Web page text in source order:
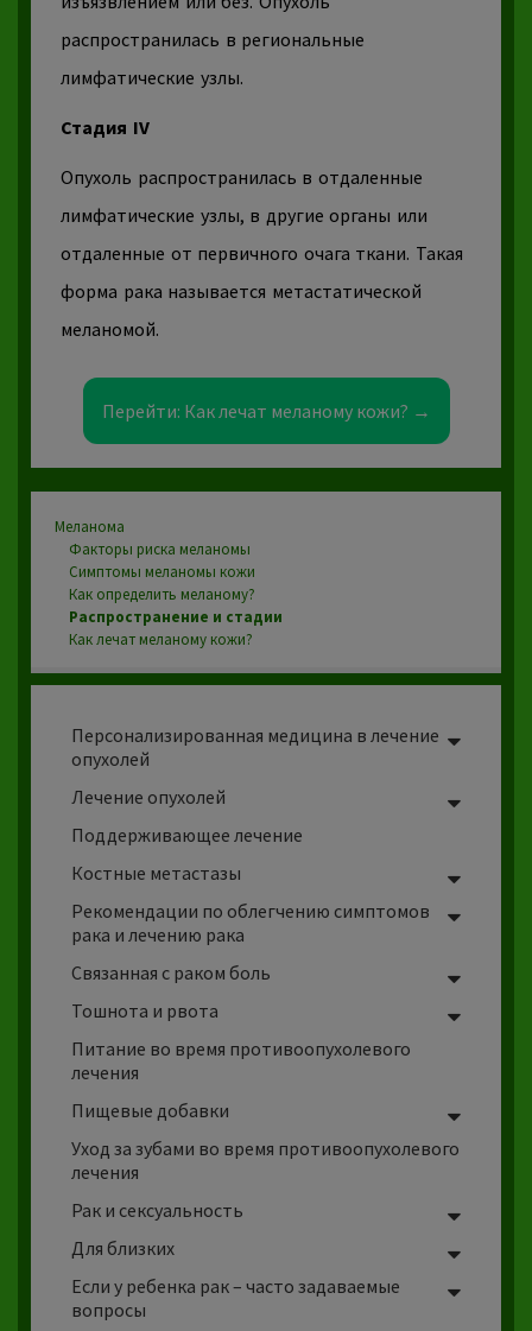
распространилась в региональные
лимфатические узлы.
Стадия IV
Опухоль распространилась в отдаленные
лимфатические узлы, в другие органы или
отдаленные от первичного очага ткани. Такая
форма рака называется метастатической
меланомой.
Перейти: Как лечат меланому кожи? →
Меланома
Факторы риска меланомы
Симптомы меланомы кожи
Как определить меланому?
Распространение и стадии
Как лечат меланому кожи?
Персонализированная медицина в лечение
опухолей
Лечение опухолей
Поддерживающее лечение
Костные метастазы
Рекомендации по облегчению симптомов
рака и лечению рака
Связанная с раком боль
Тошнота и рвота
Питание во время противоопухолевого
лечения
Пищевые добавки
Уход за зубами во время противоопухолевого
лечения
Рак и сексуальность
Для близких
Если у ребенка рак – часто задаваемые
вопросы